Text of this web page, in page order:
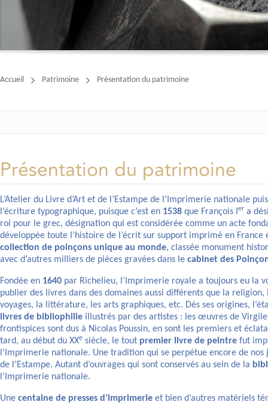
Accueil Patrimoine Présentation du patrimoine
Présentation du patrimoine
L’Atelier du Livre d’Art et de l’Estampe de l’Imprimerie nationale
l’écriture typographique, puisque c’est en 1538 que François I er a
roi pour le grec, désignation qui est considérée comme un acte
développée toute l’histoire de l’écrit sur support imprimé en France
collection de poinçons unique au monde, classée monument
avec d’autres milliers de pièces gravées dans le cabinet des
Fondée en 1640 par Richelieu, l’Imprimerie royale a toujours eu la
publier des livres dans des domaines aussi différents que la religion,
voyages, la littérature, les arts graphiques, etc. Dès ses origines,
livres de bibliophilie illustrés par des artistes : les œuvres de
frontispices sont dus à Nicolas Poussin, en sont les premiers et
tard, au début du XXe siècle, le tout premier livre de peintre fut
l’Imprimerie nationale. Une tradition qui se perpétue encore de nos
de l’Estampe. Autant d’ouvrages qui sont conservés au sein de la
l’Imprimerie nationale.
Une centaine de presses d’imprimerie et bien d’autres matériels